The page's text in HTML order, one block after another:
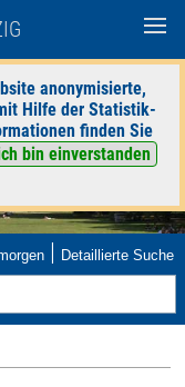
anonymisierte,
Hilfe der Statistik-
finden Sie
bin einverstanden
| Detaillierte Suche